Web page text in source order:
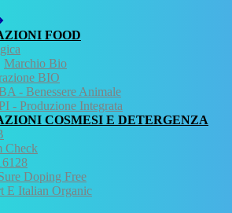
FOOD
Marchio Bio
BIO
- Benessere Animale
- Produzione Integrata
COSMESI E DETERGENZA
Check
Doping Free
E Italian Organic